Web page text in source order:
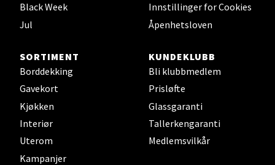
Black Week
Jul
Innstillinger for Cookies
Åpenhetsloven
SORTIMENT
Borddekking
Gavekort
Kjøkken
Interiør
Uterom
Kampanjer
KUNDEKLUBB
Bli klubbmedlem
Prisløfte
Glassgaranti
Tallerkengaranti
Medlemsvilkår
Sandefjord - Hvaltorvet
Åpent i dag 10-20